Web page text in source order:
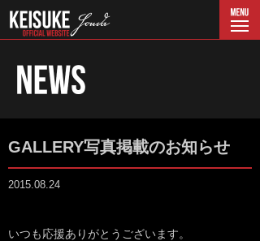
GALLERY写真掲載のお知らせ
2015.08.24
いつも応援ありがとうございます。